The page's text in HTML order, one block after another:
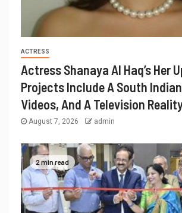
ACTRESS
Actress Shanaya Al Haq’s Her
Projects Include A South
Videos, And A Television
August 7, 2026 admin
2 min read